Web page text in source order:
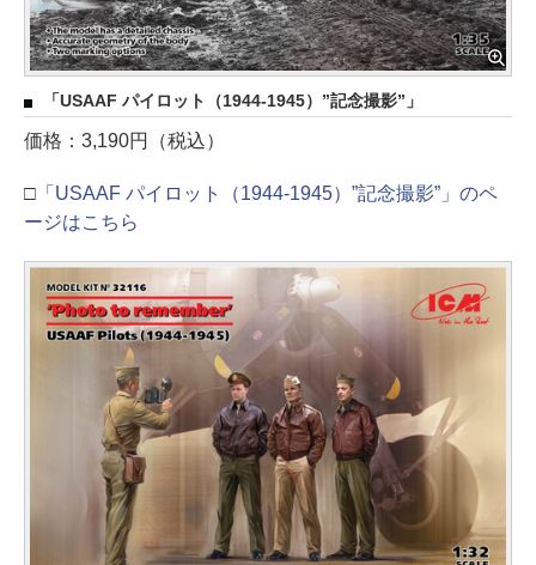
「USAAF パイロット（1944-1945）”記念撮影”」
価格：3,190円（税込）
□ 「USAAF パイロット（1944-1945）”記念撮影”」のペ
ージはこちら